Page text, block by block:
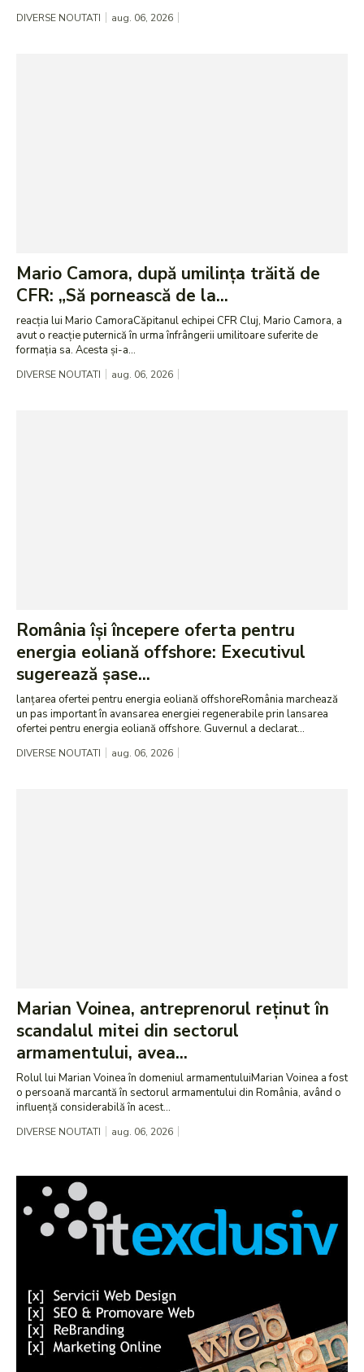
DIVERSE NOUTATI aug. 06, 2026
Mario Camora, după umilința trăită de
CFR: „Să pornească de la...
reacția lui Mario CamoraCăpitanul echipei CFR Cluj, Mario Camora, a
avut o reacție puternică în urma înfrângerii umilitoare suferite de
formația sa. Acesta și-a...
DIVERSE NOUTATI aug. 06, 2026
România își începere oferta pentru
energia eoliană offshore: Executivul
sugerează șase...
lanțarea ofertei pentru energia eoliană offshoreRomânia marchează
un pas important în avansarea energiei regenerabile prin lansarea
ofertei pentru energia eoliană offshore. Guvernul a declarat...
DIVERSE NOUTATI aug. 06, 2026
Marian Voinea, antreprenorul reținut în
scandalul mitei din sectorul
armamentului, avea...
Rolul lui Marian Voinea în domeniul armamentuluiMarian Voinea a fost
o persoană marcantă în sectorul armamentului din România, având o
influență considerabilă în acest...
DIVERSE NOUTATI aug. 06, 2026